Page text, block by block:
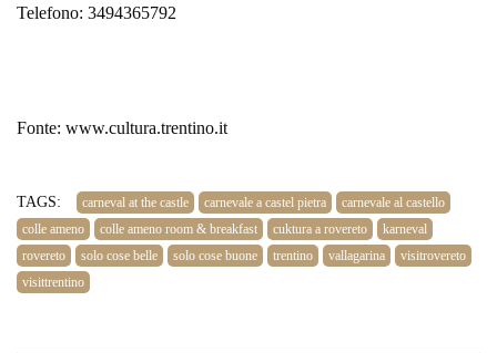
Telefono: 3494365792
Fonte: www.cultura.trentino.it
TAGS: carneval at the castle carnevale a castel pietra
carnevale al castello
colle ameno
colle ameno room & breakfast cuktura a rovereto
karneval
rovereto
solo cose belle solo cose buone trentino vallagarina
visitrovereto
visittrentino